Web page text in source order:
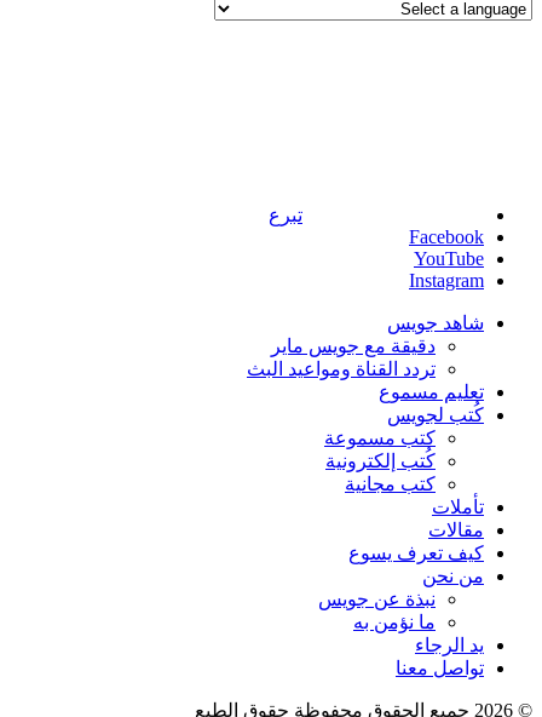
تبرع
Facebook
YouTube
Instagram
شاهد جويس
دقيقة مع جويس ماير
تردد القناة ومواعيد البث
تعليم مسموع
كُتب لجويس
كتب مسموعة
كُتب إلكترونية
كتب مجانية
تأملات
مقالات
كيف تعرف يسوع
من نحن
نبذة عن جويس
ما نؤمن به
يد الرجاء
تواصل معنا